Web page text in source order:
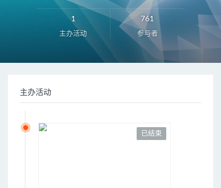
1
主办活动
761
参与者
主办活动
已结束